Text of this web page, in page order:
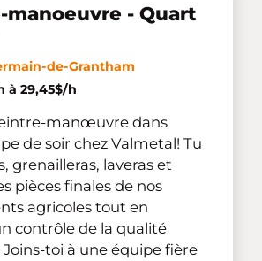
manoeuvre - Quart
de-Grantham
à 29,45$/h
manœuvre dans
de soir chez Valmetal! Tu
grenailleras, laveras et
pièces finales de nos
agricoles tout en
contrôle de la qualité
toi à une équipe fière